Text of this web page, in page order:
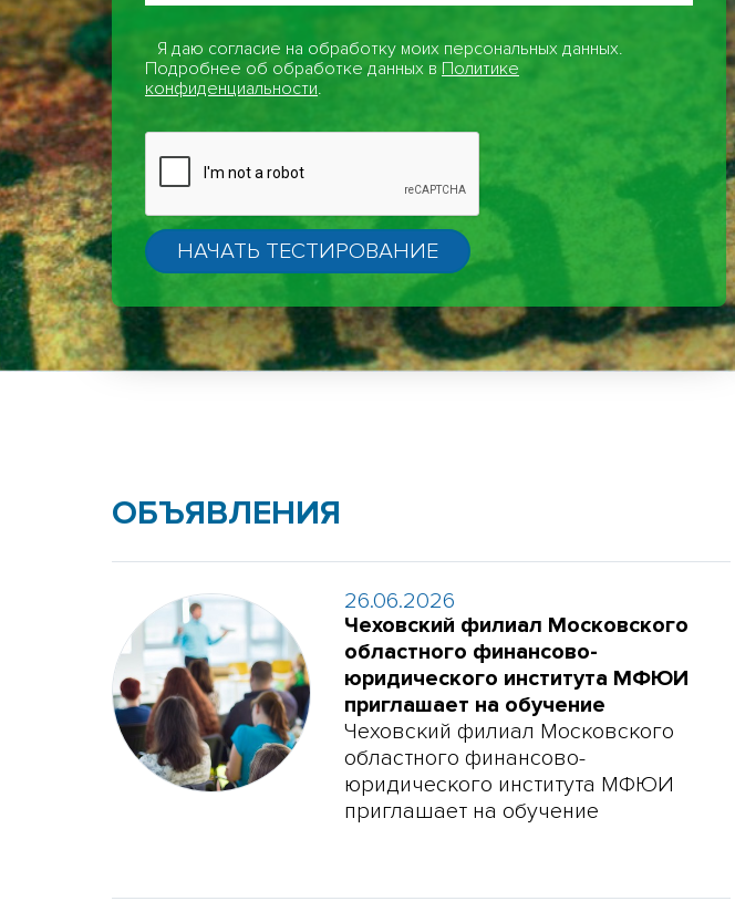
Я даю согласие на обработку моих персональных данных.
Подробнее об обработке данных в Политике
конфиденциальности.
ОБЪЯВЛЕНИЯ
26.06.2026
Чеховский филиал Московского
областного финансово-
юридического института МФЮИ
приглашает на обучение
Чеховский филиал Московского
областного финансово-
юридического института МФЮИ
приглашает на обучение